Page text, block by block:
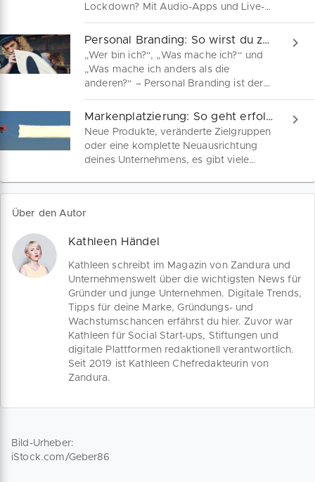
Lockdown? Mit Audio-Apps und Live-
Events auf sozialen Plattformen bist du
ganz nah an deiner Zielgruppe. Wir
vergleichen die Audio-Funktionen von
Clubhouse, Instagram Live Rooms und
Twitter Spaces. Starte jetzt deinen
Personal Branding: So wirst du zur Marke!
„Wer bin ich?“, „Was mache ich?“ und
„Was mache ich anders als die
anderen?“ – Personal Branding ist der
Schlüssel, um deine Identität zu
schärfen und authentisch sichtbar zu
sein. Entdecke, wie du deine Stärken in
eine unwiderstehliche Marke
verwandelst.
Markenplatzierung: So geht erfolgreiches Rebranding
Neue Produkte, veränderte Zielgruppen
oder eine komplette Neuausrichtung
deines Unternehmens, es gibt viele
Über den Autor
Kathleen Händel
Kathleen schreibt im Magazin von Zandura und
Unternehmenswelt über die wichtigsten News für
Gründer und junge Unternehmen. Digitale Trends,
Tipps für deine Marke, Gründungs- und
Wachstumschancen erfährst du hier. Zuvor war
Kathleen für Social Start-ups, Stiftungen und
digitale Plattformen redaktionell verantwortlich.
Seit 2019 ist Kathleen Chefredakteurin von
Zandura.
Bild-Urheber:
iStock.com/Geber86